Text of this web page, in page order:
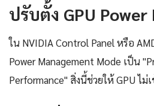
ปรับตั้ง GPU
ใน NVIDIA Control Panel หรือ
Power Management Mode เป็น
Performance" สิ่งนี้ช่วยให้ GPU ไ